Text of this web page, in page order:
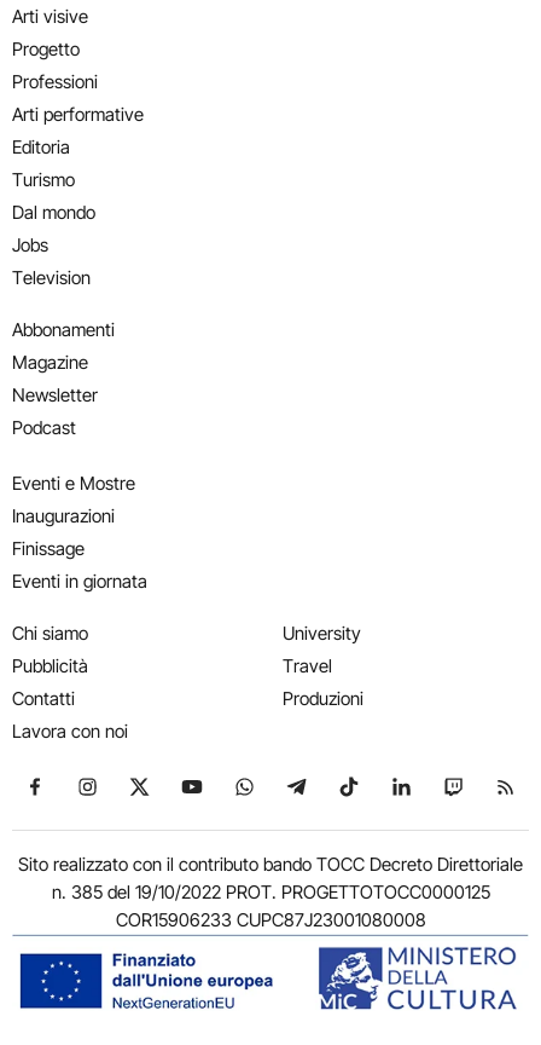
Arti visive
Progetto
Professioni
Arti performative
Editoria
Turismo
Dal mondo
Jobs
Television
Abbonamenti
Magazine
Newsletter
Podcast
Eventi e Mostre
Inaugurazioni
Finissage
Eventi in giornata
Chi siamo
Pubblicità
Contatti
Lavora con noi
University
Travel
Produzioni
Seguici su Facebook
Seguici su Instagram
Seguici su X
Seguici su YouTube
Seguici su WhatsApp
Seguici su Telegram
Seguici su TikTok
Seguici su
Seguici
Sito realizzato con il contributo bando TOCC Decreto Direttoriale
n. 385 del 19/10/2022 PROT. PROGETTOTOCC0000125
COR15906233 CUPC87J23001080008